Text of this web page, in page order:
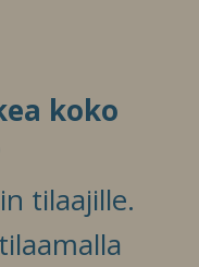
koko
tilaajille.